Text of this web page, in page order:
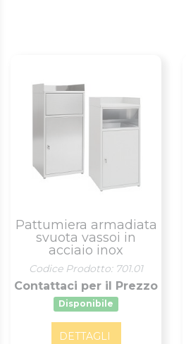
Pattumiera armadiata
svuota vassoi in
acciaio inox
Codice Prodotto: 701.01
Contattaci per il Prezzo
Disponibile
DETTAGLI